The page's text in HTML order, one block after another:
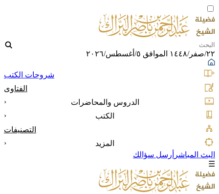
٢٢/صفر/١٤٤٨ الموافق ٥/أغسطس/٢٠٢٦
شروحات الكتب
الفتاوى
الدروس والمحاضرات
‹
الكتب
‹
التصنيفات
المزيد
‹
البث المباشر أرسل سؤالك
☰